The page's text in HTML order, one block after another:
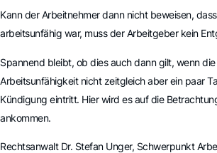
Kann der Arbeitnehmer dann nicht beweisen,
arbeitsunfähig war, muss der Arbeitgeber kein
Spannend bleibt, ob dies auch dann gilt, wenn
Arbeitsunfähigkeit nicht zeitgleich aber ein paar
Kündigung eintritt. Hier wird es auf die
ankommen.
Rechtsanwalt Dr. Stefan Unger, Schwerpunkt